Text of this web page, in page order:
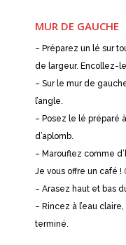
MUR DE GAUCHE
– Préparez un lé sur
de largeur. Encollez-
– Sur le mur de
l’angle.
– Posez le lé préparé
d’aplomb.
– Marouflez comme
Je vous offre un café !
– Arasez haut et bas
– Rincez à l’eau
terminé.